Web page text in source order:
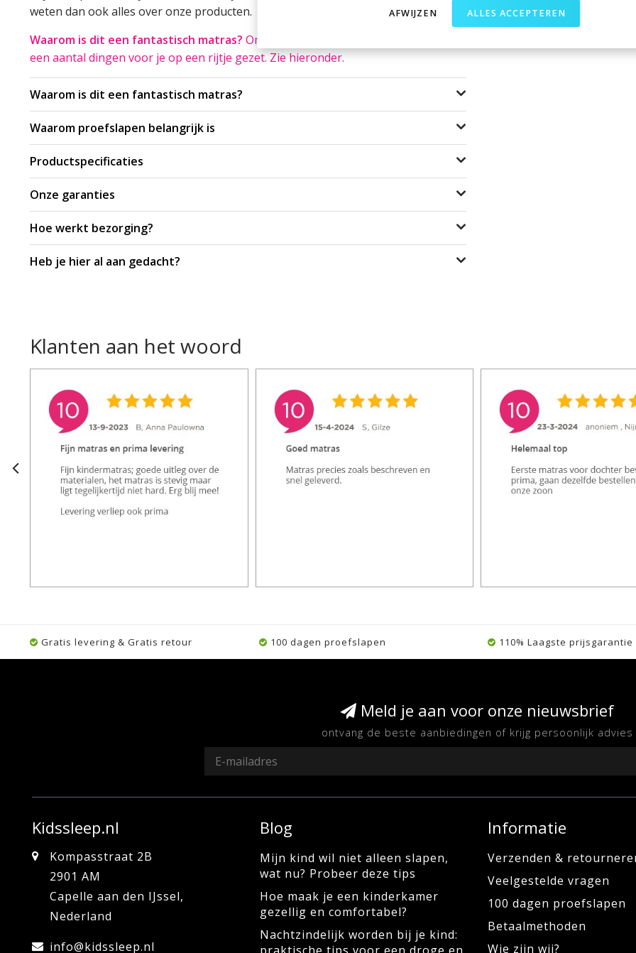
weten dan ook alles over onze producten.
Waarom is dit een fantastisch matras? Om daar iets over te zeggen hebben we
een aantal dingen voor je op een rijtje gezet. Zie hieronder.
Waarom is dit een fantastisch matras?
Waarom proefslapen belangrijk is
Productspecificaties
Onze garanties
Hoe werkt bezorging?
Heb je hier al aan gedacht?
Klanten aan het woord
ALLES ACCEPTEREN
AFWIJZEN
Gratis levering & Gratis retour 100 dagen proefslapen 110% Laagste prijsgarantie
Meld je aan voor onze nieuwsbrief
ontvang de beste aanbiedingen of krijg persoonlijk advies
Kidssleep.nl
Kompasstraat 2B
2901 AM
Capelle aan den IJssel,
Nederland
info@kidssleep.nl
Blog
Mijn kind wil niet alleen slapen,
wat nu? Probeer deze tips
Hoe maak je een kinderkamer
gezellig en comfortabel?
Nachtzindelijk worden bij je kind:
Informatie
Verzenden &
Veelgestelde vragen
100 dagen proefslapen
Betaalmethoden
Wie zijn wij?